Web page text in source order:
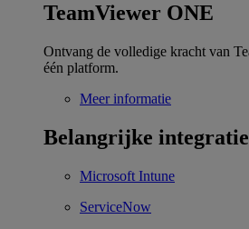
TeamViewer ONE
Ontvang de volledige kracht van
één platform.
Meer informatie
Belangrijke
Microsoft Intune
ServiceNow